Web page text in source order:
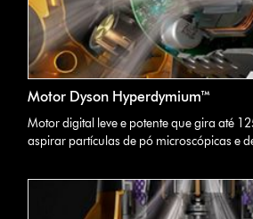
Motor Dyson Hyperdymium™
Motor digital leve e potente que gira até
aspirar partículas de pó microscópicas e